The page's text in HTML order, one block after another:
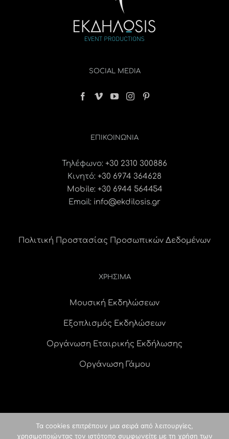
SOCIAL MEDIA
ΕΠΙΚΟΙΝΩΝΊΑ
Τηλέφωνο: +30 2310 300886
Κινητό: +30 6974 364628
Mobile: +30 6944 564454
Email: info@ekdilosis.gr
Πολιτική Προστασίας Προσωπικών Δεδομένων
ΧΡΗΣΙΜΑ
Μουσική Εκδηλώσεων
Εξοπλισμός Εκδηλώσεων
Οργάνωση Εταιρικής Εκδήλωσης
Οργάνωση Γάμου
© Copyright2026 idees digital agencyκατασκευή ιστοσελίδας|
Τα cookies επιτρέπουν μια σειρά από λειτουργίες,
χρησιμοποιώντας τον ιστότοπο συμφωνείτε με τη χρήση των